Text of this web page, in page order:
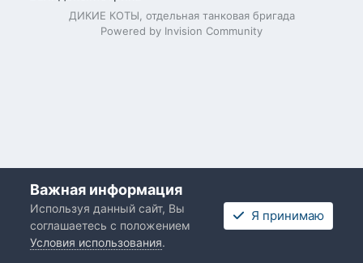
ДИКИЕ КОТЫ, отдельная танковая бригада
Powered by Invision Community
Важная информация
Используя данный сайт, Вы
соглашаетесь с положением
Условия использования.
Я принимаю